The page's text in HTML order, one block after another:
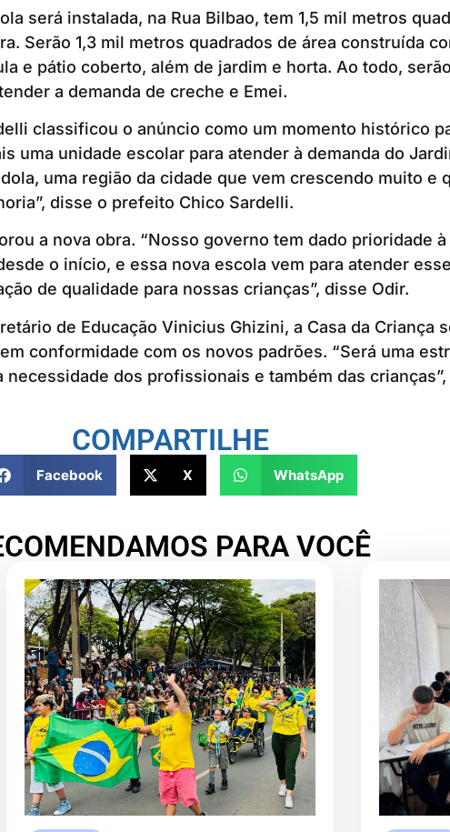
será instalada, na Rua Bilbao, tem 1,5 mil metros
Serão 1,3 mil metros quadrados de área construída
e pátio coberto, além de jardim e horta. Ao todo,
a demanda de creche e Emei.
classificou o anúncio como um momento histórico
uma unidade escolar para atender à demanda do
uma região da cidade que vem crescendo muito e
disse o prefeito Chico Sardelli.
a nova obra. “Nosso governo tem dado prioridade à
o início, e essa nova escola vem para atender esse
de qualidade para nossas crianças”, disse Odir.
de Educação Vinicius Ghizini, a Casa da Criança
conformidade com os novos padrões. “Será uma
necessidade dos profissionais e também das
COMPARTILHE
Facebook X WhatsApp
PARA VOCÊ